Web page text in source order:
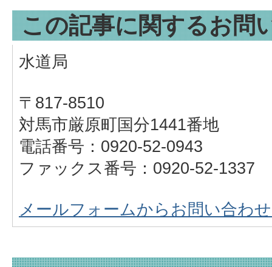
この記事に関するお問
水道局
〒817-8510
対馬市厳原町国分1441番地
電話番号：0920-52-0943
ファックス番号：0920-52-1337
メールフォームからお問い合わ